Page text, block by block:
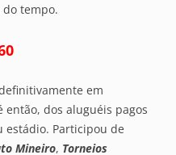
tempo.
em
dos aluguéis pagos
estádio. Participou de
Mineiro, Torneios